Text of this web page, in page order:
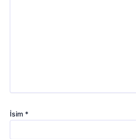
İsim *